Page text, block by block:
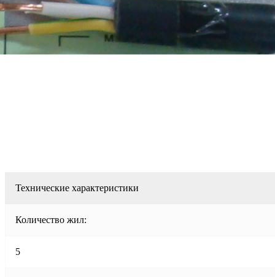
Технические характеристики
Количество жил:
5